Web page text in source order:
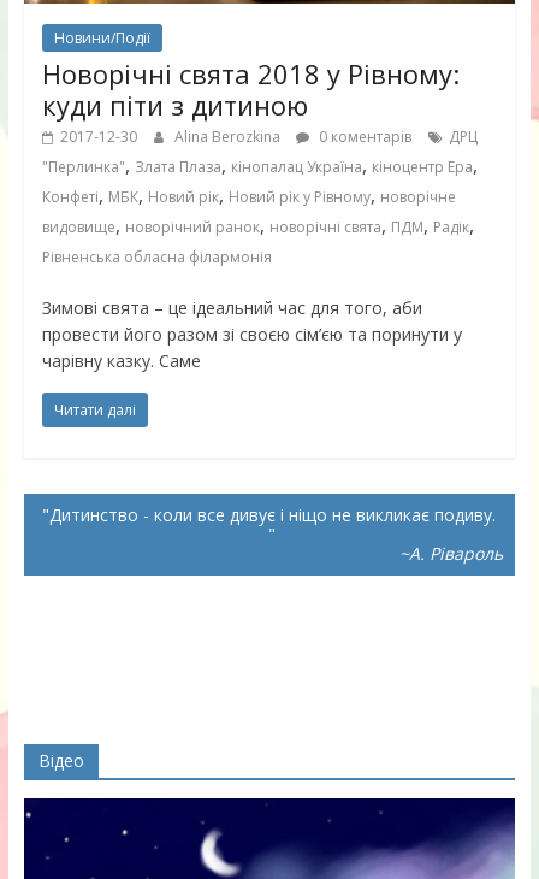
Новини/Події
Новорічні свята 2018 у Рівному:
куди піти з дитиною
2017-12-30 Alina Berozkina 0 коментарів
ДРЦ
"Перлинка", Злата Плаза, кінопалац Україна, кіноцентр Ера,
Конфеті, МБК, Новий рік, Новий рік у Рівному, новорічне
видовище, новорічний ранок, новорічні свята, ПДМ, Радік,
Рівненська обласна філармонія
Зимові свята – це ідеальний час для того, аби
провести його разом зі своєю сім’єю та поринути у
чарівну казку. Саме
Читати далі
Дитинство - коли все дивує і ніщо не викликає подиву.
~А. Рівароль
Відео